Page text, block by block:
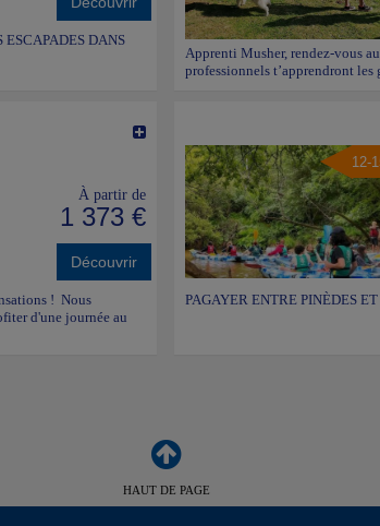
DANS
Apprenti Musher, rendez-vous
professionnels t’apprendront les
À partir de
1 373 €
Découvrir
! Nous
d'une journée au
12-
PAGAYER ENTRE PINÈDES
HAUT DE PAGE